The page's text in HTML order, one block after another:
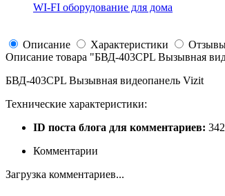
WI-FI оборудование для дома
Описание Характеристики
Описание товара "БВД-403CPL Вызывная
БВД-403CPL Вызывная видеопанель Vizit
Технические характеристики:
ID поста блога для комментариев:
Комментарии
Загрузка комментариев...